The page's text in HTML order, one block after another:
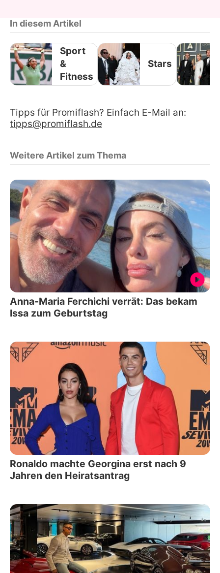
In diesem Artikel
Sport
&
Fitness
Stars
Tipps für Promiflash? Einfach E-Mail an:
tipps@promiflash.de
Weitere Artikel zum Thema
Anna-Maria Ferchichi verrät: Das bekam
Issa zum Geburtstag
Ronaldo machte Georgina erst nach 9
Jahren den Heiratsantrag